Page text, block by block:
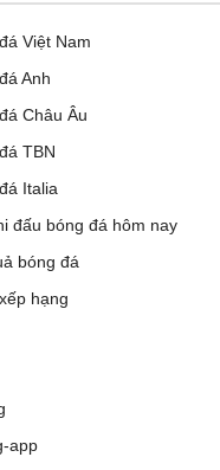
Queretaro FC
Seattle Sounders FC
CD Guadalajara
- 06/08
Estudiantes de la
nay - 06/08
Việt Nam
Anh
Châu Âu
TBN
Italia
đấu bóng đá hôm nay
bóng đá
hạng